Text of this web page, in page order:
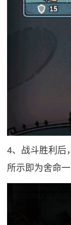
4、战斗胜利后
所示即为舍命一